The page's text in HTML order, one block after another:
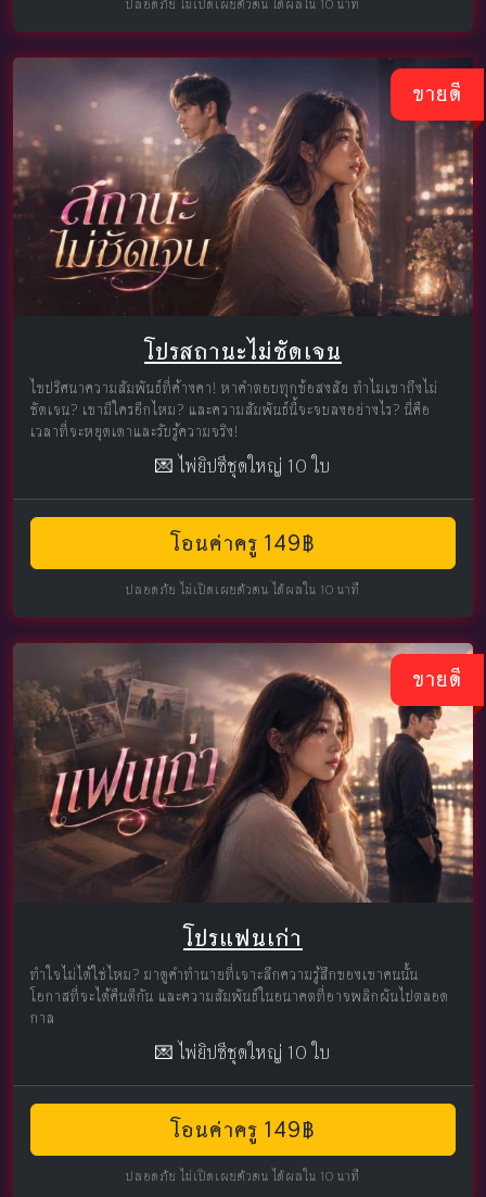
ปลอดภัย ไม่เปิดเผยตัวตน ได้ผลใน 10 นาที
ขายดี
โปรสถานะไม่ชัดเจน
ไขปริศนาความสัมพันธ์ที่ค้างคา! หาคำตอบทุกข้อสงสัย ทำไมเขาถึงไม่
ชัดเจน? เขามีใครอีกไหม? และความสัมพันธ์นี้จะจบลงอย่างไร? นี่คือ
เวลาที่จะหยุดเดาและรับรู้ความจริง!
💌 ไพ่ยิปซีชุดใหญ่ 10 ใบ
โอนค่าครู 149฿
ปลอดภัย ไม่เปิดเผยตัวตน ได้ผลใน 10 นาที
ขายดี
โปรแฟนเก่า
ทำใจไม่ได้ใช่ไหม? มาดูคำทำนายที่เจาะลึกความรู้สึกของเขาคนนั้น
โอกาสที่จะได้คืนดีกัน และความสัมพันธ์ในอนาคตที่อาจพลิกผันไปตลอด
กาล
💌 ไพ่ยิปซีชุดใหญ่ 10 ใบ
โอนค่าครู 149฿
ปลอดภัย ไม่เปิดเผยตัวตน ได้ผลใน 10 นาที